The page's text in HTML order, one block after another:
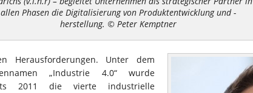
allen Phasen die Digitalisierung von Produktentwicklung und -
herstellung. © Peter Kemptner
Herausforderungen. Unter dem
„Industrie 4.0“ wurde
2011 die vierte industrielle